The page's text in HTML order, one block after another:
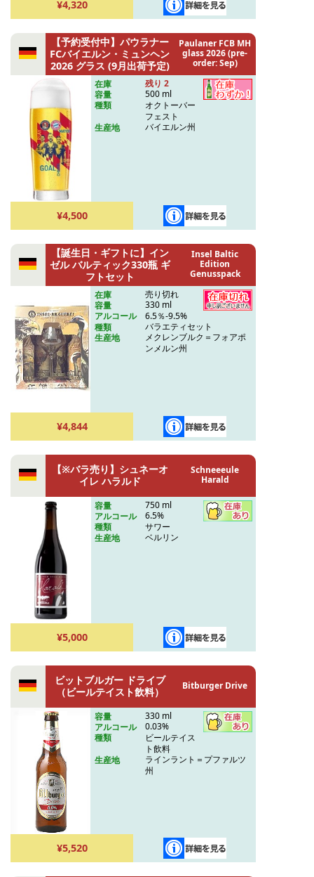
¥4,320
【予約受付中】パウラナー
FCバイエルン・ミュンヘン
2026 グラス (9月出荷予定)
Paulaner FCB MH
glass 2026 (pre-
order: Sep)
在庫
残り 2
容量
500 ml
種類
オクトーバー
フェスト
生産地
バイエルン州
¥4,500
【誕生日・ギフトに】イン
ゼル バルティック330瓶 ギ
フトセット
Insel Baltic
Edition
Genusspack
在庫
売り切れ
容量
330 ml
アルコール
6.5％-9.5%
種類
バラエティセット
生産地
メクレンブルク＝フォアポ
ンメルン州
¥4,844
【※バラ売り】シュネーオ
イレ ハラルド
Schneeeule
Harald
容量
750 ml
アルコール
6.5%
種類
サワー
生産地
ベルリン
¥5,000
ビットブルガー ドライブ
（ビールテイスト飲料）
Bitburger Drive
容量
330 ml
アルコール
0.03%
種類
ビールテイス
ト飲料
生産地
ラインラント＝プファルツ
州
¥5,520